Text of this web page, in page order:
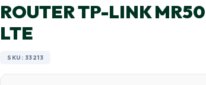
ROUTER TP-LINK
LTE
SKU: 33213